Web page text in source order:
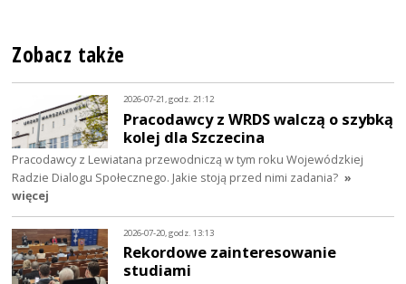
Zobacz także
2026-07-21, godz. 21:12
Pracodawcy z WRDS walczą o szybką
kolej dla Szczecina
Pracodawcy z Lewiatana przewodniczą w tym roku Wojewódzkiej
Radzie Dialogu Społecznego. Jakie stoją przed nimi zadania? »
więcej
2026-07-20, godz. 13:13
Rekordowe zainteresowanie
studiami